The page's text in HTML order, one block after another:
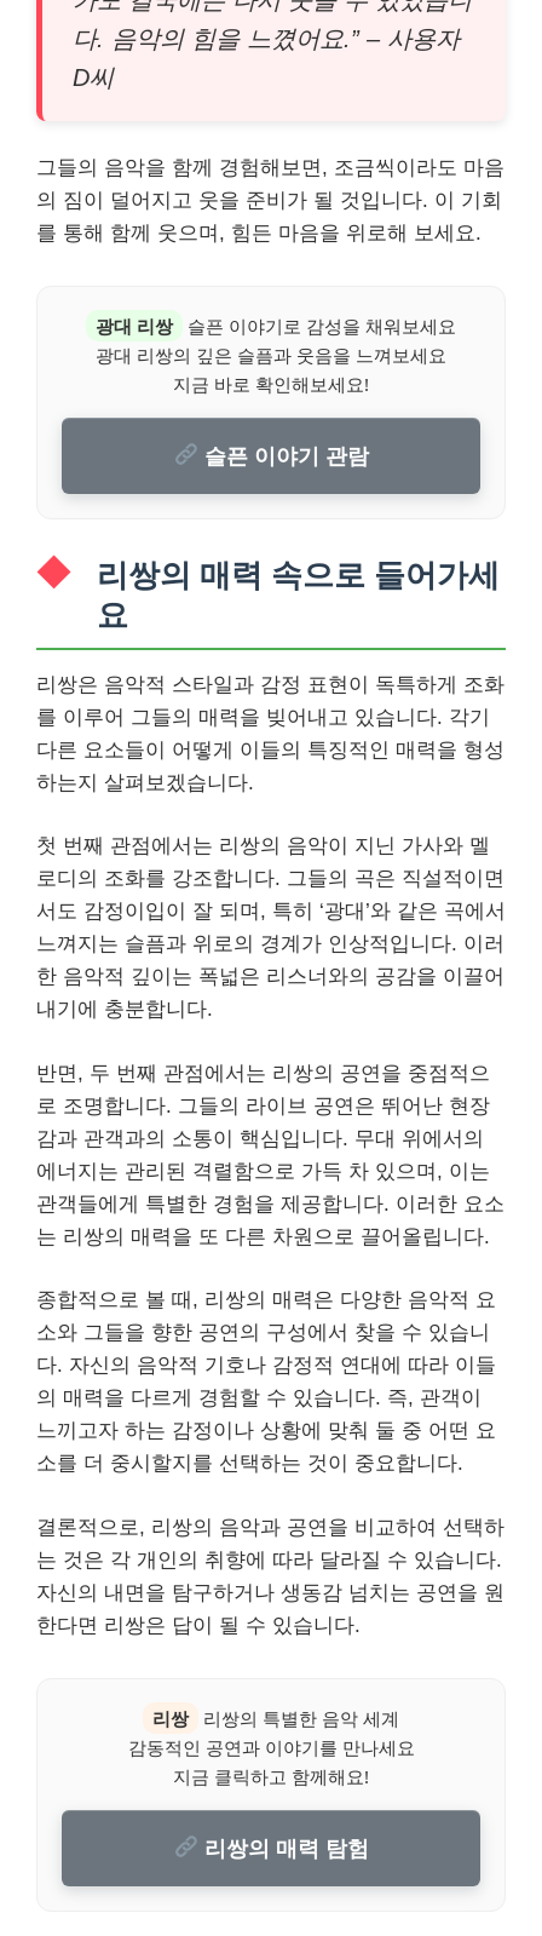
다. 음악의 힘을 느꼈어요.” – 사용자
D씨
그들의 음악을 함께 경험해보면, 조금씩이라도 마음
의 짐이 덜어지고 웃을 준비가 될 것입니다. 이 기회
를 통해 함께 웃으며, 힘든 마음을 위로해 보세요.
광대 리쌍
슬픈 이야기로 감성을 채워보세요
광대 리쌍의 깊은 슬픔과 웃음을 느껴보세요
지금 바로 확인해보세요!
슬픈 이야기 관람
리쌍의 매력 속으로 들어가세
요
리쌍은 음악적 스타일과 감정 표현이 독특하게 조화
를 이루어 그들의 매력을 빚어내고 있습니다. 각기
다른 요소들이 어떻게 이들의 특징적인 매력을 형성
하는지 살펴보겠습니다.
첫 번째 관점에서는 리쌍의 음악이 지닌 가사와 멜
로디의 조화를 강조합니다. 그들의 곡은 직설적이면
서도 감정이입이 잘 되며, 특히 ‘광대’와 같은 곡에서
느껴지는 슬픔과 위로의 경계가 인상적입니다. 이러
한 음악적 깊이는 폭넓은 리스너와의 공감을 이끌어
내기에 충분합니다.
반면, 두 번째 관점에서는 리쌍의 공연을 중점적으
로 조명합니다. 그들의 라이브 공연은 뛰어난 현장
감과 관객과의 소통이 핵심입니다. 무대 위에서의
에너지는 관리된 격렬함으로 가득 차 있으며, 이는
관객들에게 특별한 경험을 제공합니다. 이러한 요소
는 리쌍의 매력을 또 다른 차원으로 끌어올립니다.
종합적으로 볼 때, 리쌍의 매력은 다양한 음악적 요
소와 그들을 향한 공연의 구성에서 찾을 수 있습니
다. 자신의 음악적 기호나 감정적 연대에 따라 이들
의 매력을 다르게 경험할 수 있습니다. 즉, 관객이
느끼고자 하는 감정이나 상황에 맞춰 둘 중 어떤 요
소를 더 중시할지를 선택하는 것이 중요합니다.
결론적으로, 리쌍의 음악과 공연을 비교하여 선택하
는 것은 각 개인의 취향에 따라 달라질 수 있습니다.
자신의 내면을 탐구하거나 생동감 넘치는 공연을 원
한다면 리쌍은 답이 될 수 있습니다.
리쌍
리쌍의 특별한 음악 세계
감동적인 공연과 이야기를 만나세요
지금 클릭하고 함께해요!
리쌍의 매력 탐험